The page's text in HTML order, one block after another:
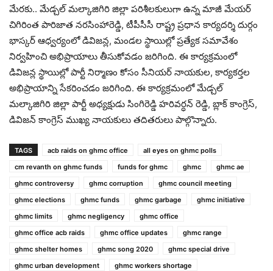
మేరకు.. మేడ్చల్ మల్కాజిగిరి జిల్లా పరిశీలకులుగా ఉన్న మాజీ మేయర్
చిగిరింత పారిజాత నరసింహారెడ్డి, టీపీసీసీ రాష్ట్ర ప్రధాన కార్యదర్శి దుర్గం
భాస్కర్ ఆధ్వర్యంలో డివిజన్ల, మండల స్థాయిల్లో ప్రత్యేక సమావేశం
నిర్వహించి అభిప్రాయాలు తీసుకోవడం జరిగింది. ఈ కార్యక్రమంలో
డివిజన్ల స్థాయిల్లో పార్టీ నిర్మాణం కోసం సీనియర్ నాయకుల, కార్యకర్తల
అభిప్రాయాన్ని సేకరించడం జరిగింది. ఈ కార్యక్రమంలో మేడ్చల్
మల్కాజిగిరి జిల్లా పార్టీ అధ్యక్షుడు సింగిరెడ్డి హరివర్ధన్ రెడ్డి, బ్లాక్ కాంగ్రెస్,
డివిజన్ కాంగ్రెస్ ముఖ్య నాయకులు తదితరులు పాల్గొన్నారు.
TAGS acb raids on ghmc office
all eyes on ghmc polls
cm revanth on ghmc funds
funds for ghmc ghmc
ghmc ae
ghmc controversy
ghmc corruption
ghmc council meeting
ghmc elections
ghmc funds ghmc garbage
ghmc initiative
ghmc limits
ghmc negligency
ghmc office
ghmc office acb raids
ghmc office updates
ghmc range
ghmc shelter homes
ghmc song 2020
ghmc special drive
ghmc urban development
ghmc workers shortage